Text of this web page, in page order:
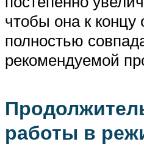
чтобы она к концу
полностью
рекомендуемой
работы в